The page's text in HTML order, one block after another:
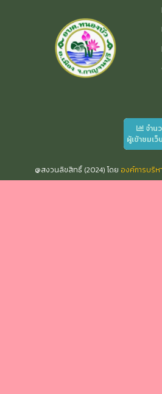
จำน
ผู้เข้าชมเว็
@สงวนลิขสิทธิ์ (2024) โดย องค์การบริ